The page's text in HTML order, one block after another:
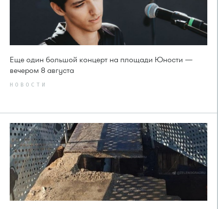
Еще один большой концерт на площади Юности —
вечером 8 августа
НОВОСТИ